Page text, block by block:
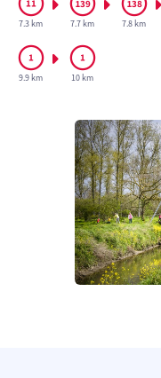
7.3 km 7.7 km 7.8 km
9.9 km 10 km